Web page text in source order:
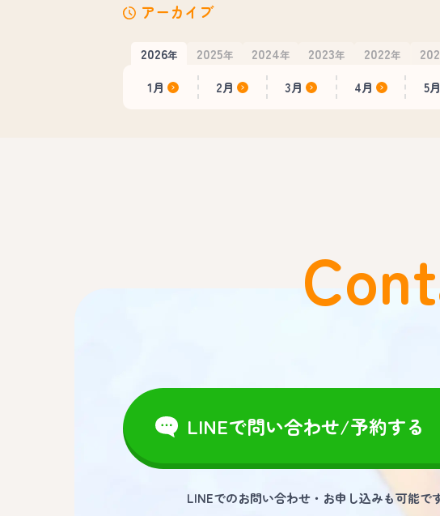
アーカイブ
2026年 2025年 2024年 2023年 2022年
1月 2月 3月 4月 5月
LINEで問い合わせ/予約する
LINEでのお問い合わせ・お申し込みも可能で